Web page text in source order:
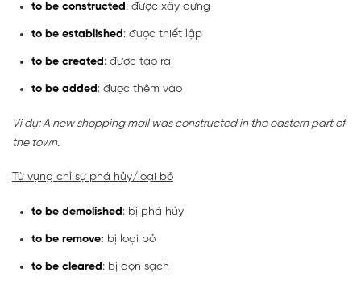
to be constructed: được xây dựng
to be established: được thiết lập
to be created: được tạo ra
to be added: được thêm vào
Ví dụ: A new shopping mall was constructed in the eastern part of
the town.
Từ vựng chỉ sự phá hủy/loại bỏ
to be demolished: bị phá hủy
to be remove: bị loại bỏ
to be cleared: bị dọn sạch